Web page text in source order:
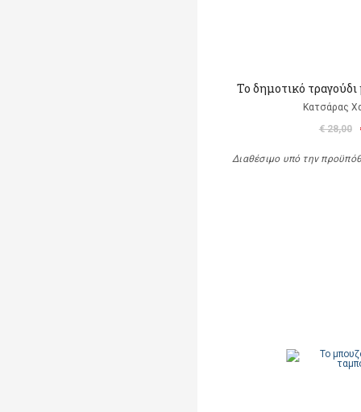
Το δημοτικό τραγούδι
Κατσάρας
€ 28,00
Διαθέσιμο υπό την